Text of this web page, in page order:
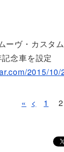
ーヴ・カスタ
念車を設定
2015/
« < 1 2